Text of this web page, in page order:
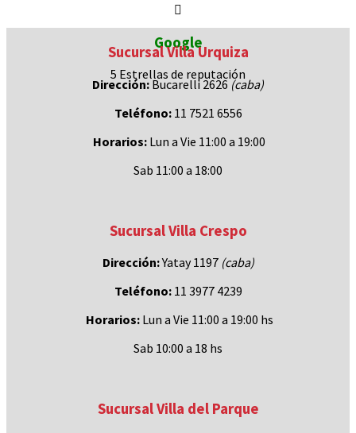
Google
5 Estrellas de reputación
Sucursal Villa Urquiza
Dirección:Bucarelli 2626(caba)
Teléfono:11 7521 6556
Horarios: Lun a Vie 11:00 a 19:00
Sab 11:00 a 18:00
Sucursal Villa Crespo
Dirección:Yatay 1197 (caba)
Teléfono:11 3977 4239
Horarios:Lun a Vie 11:00 a 19:00 hs
Sab 10:00 a 18 hs
Sucursal Villa del Parque